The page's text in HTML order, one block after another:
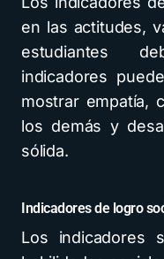
en las actitudes,
estudiantes
indicadores
mostrar empatía,
los demás y
sólida.
Indicadores de logro
Los indicadores